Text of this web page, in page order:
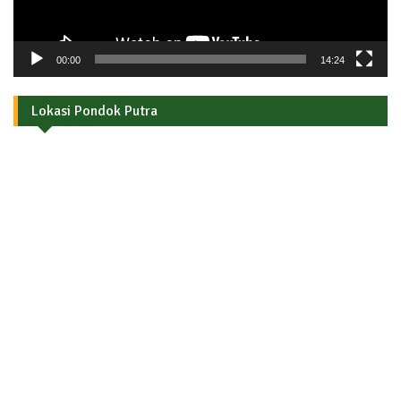
00:00 14:24
Lokasi Pondok Putra